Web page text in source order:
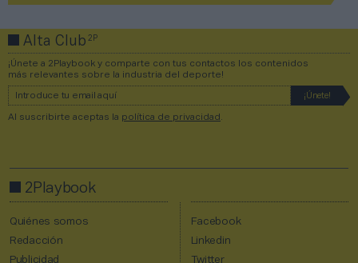
Alta Club2P
¡Únete a 2Playbook y comparte con tus contactos los contenidos
más relevantes sobre la industria del deporte!
Al suscribirte aceptas la política de privacidad .
2Playbook
Quiénes somos
Redacción
Publicidad
Facebook
Linkedin
Twitter